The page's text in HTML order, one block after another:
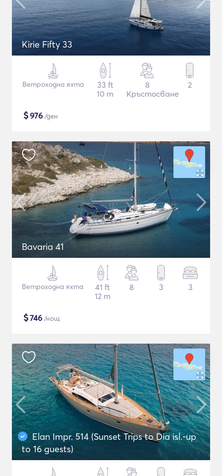
Kirie Fifty 33
Ветроходна яхта
33 ft
10 m
8
Кръстосване
2
$976 /ден
Bavaria 41
Ветроходна яхта
41 ft
12 m
8 3 3
$746 /нощ
Elan Impr. 514 (Sunset Trips to Dia isl.-up
to 16 guests)